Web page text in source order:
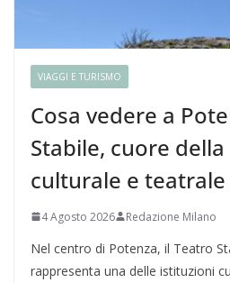
VIAGGI E TURISMO
Cosa vedere a
Stabile, cuore della
culturale e
4 Agosto 2026 Redazione Milano
Nel centro di Potenza, il Teatro
rappresenta una delle istituzioni